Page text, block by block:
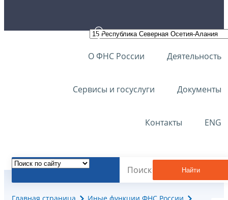
О ФНС России Деятельность
Сервисы и госуслуги Документы
Контакты ENG
Найти